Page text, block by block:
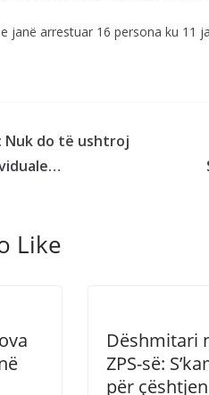
janë arrestuar 16 persona ku 11
Nuk do të ushtroj
Like
Dëshmitari
ZPS-së:
për